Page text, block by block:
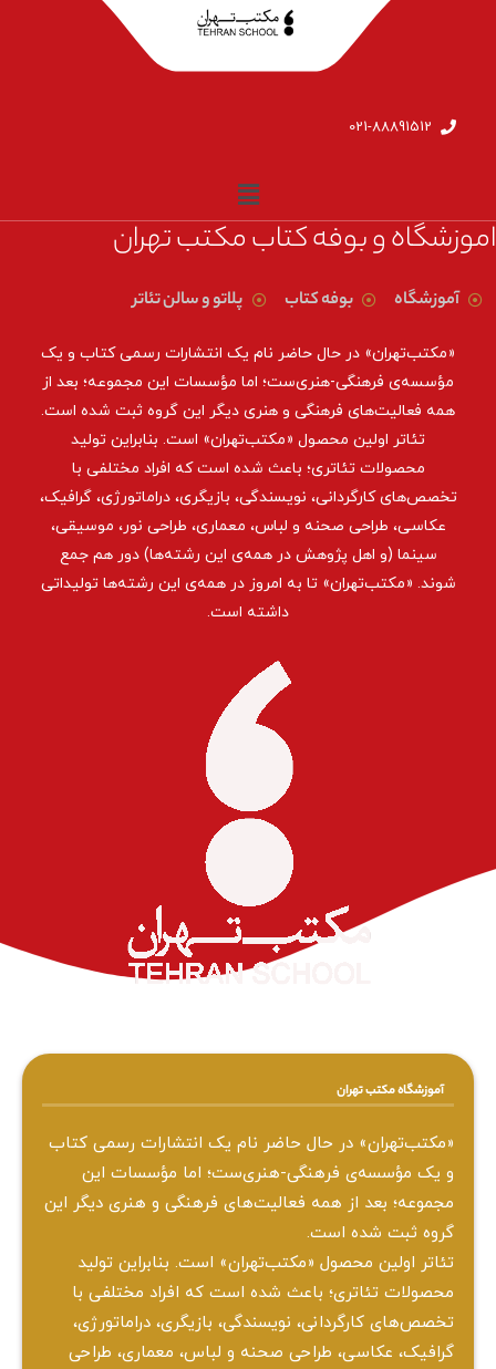
021-88891512
اموزشگاه و بوفه کتاب مکتب تهران
آموزشگاه بوفه کتاب پلاتو و سالن تئاتر
«مکتب‌تهران» در حال حاضر نام یک انتشارات رسمی کتاب و یک
مؤسسه‌ی فرهنگی-هنری‌ست؛ اما مؤسسات این مجموعه؛ بعد از
همه‌ فعالیت‌های فرهنگی و هنری دیگر این گروه ثبت شده است.
تئاتر اولین محصول «مکتب‌تهران» است. بنابراین تولید
محصولات تئاتری؛ باعث شده است که افراد مختلفی با
تخصص‌های کارگردانی، نویسندگی، بازیگری، دراماتورژی، گرافیک،
عکاسی، طراحی ‌صحنه و لباس، معماری، طراحی نور، موسیقی،
سینما (و اهل پژوهش در همه‌ی این رشته‌ها) دور هم جمع
شوند. «مکتب‌تهران» تا به امروز در همه‌ی این رشته‌ها تولیداتی
داشته است.
آموزشگاه مکتب تهران
«مکتب‌تهران» در حال حاضر نام یک انتشارات رسمی کتاب
و یک مؤسسه‌ی فرهنگی-هنری‌ست؛ اما مؤسسات این
مجموعه؛ بعد از همه‌ فعالیت‌های فرهنگی و هنری دیگر این
گروه ثبت شده است.
تئاتر اولین محصول «مکتب‌تهران» است. بنابراین تولید
محصولات تئاتری؛ باعث شده است که افراد مختلفی با
تخصص‌های کارگردانی، نویسندگی، بازیگری، دراماتورژی،
گرافیک، عکاسی، طراحی ‌صحنه و لباس، معماری، طراحی